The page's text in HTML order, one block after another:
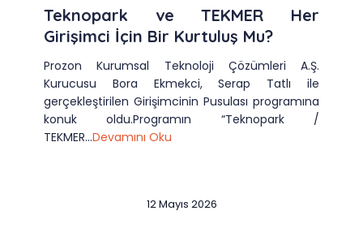
Teknopark ve TEKMER Her
Girişimci İçin Bir Kurtuluş Mu?
Prozon Kurumsal Teknoloji Çözümleri A.Ş.
Kurucusu Bora Ekmekci, Serap Tatlı ile
gerçekleştirilen Girişimcinin Pusulası programına
konuk oldu.Programın “Teknopark /
TEKMER...Devamını Oku
12 Mayıs 2026